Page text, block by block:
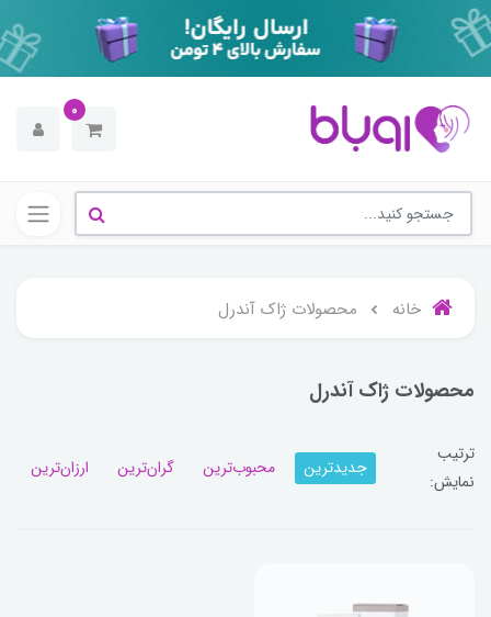
0
خانه محصولات ژاک آندرل
محصولات ژاک آندرل
ترتیب
نمایش:
جدیدترین محبوب‌ترین گران‌ترین ارزان‌ترین